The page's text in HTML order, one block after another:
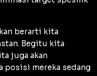
berarti kita
Begitu kita
juga akan
posisi mereka sedang